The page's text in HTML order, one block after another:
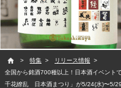
特集
リリース情報
全国から銘酒700種以上！日本酒イベント
千花繚乱 日本酒まつり」が5/24(水)〜5/